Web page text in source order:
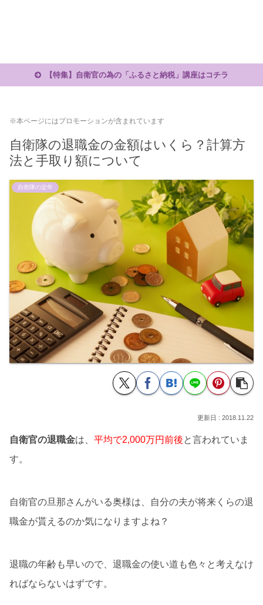
【特集】自衛官の為の「ふるさと納税」講座はコチラ
※本ページにはプロモーションが含まれています
自衛隊の退職金の金額はいくら？計算方
法と手取り額について
自衛隊の定年
2018.11.22
自衛官の退職金は、 平均で2,000万円前後と言われていま
す。
自衛官の旦那さんがいる奥様は、自分の夫が将来くらの退
職金が貰えるのか気になりますよね？
退職の年齢も早いので、退職金の使い道も色々と考えなけ
ればならないはずです。